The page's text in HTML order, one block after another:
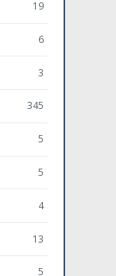
19
6
3
345
5
5
4
13
5